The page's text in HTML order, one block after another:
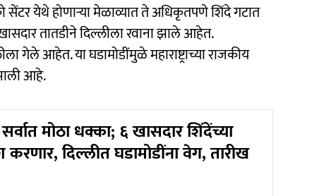
सेंटर येथे होणाऱ्या मेळाव्यात ते अधिकृतपणे शिंदे गटात
तातडीने दिल्लीला रवाना झाले आहेत.
गेले आहेत. या घडामोडींमुळे महाराष्ट्राच्या राजकीय
आहे.
मोठा धक्का; ६ खासदार शिंदेंच्या
दिल्लीत घडामोडींना वेग, तारीख